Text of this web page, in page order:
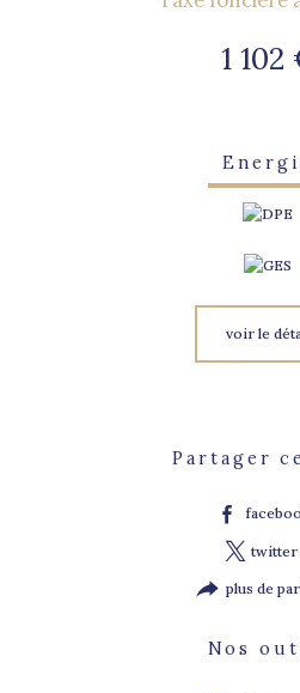
1 102
voir le
Partager
twitter
plus de
Nos